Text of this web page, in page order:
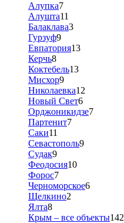
Алупка7
Алушта11
Балаклава3
Гурзуф9
Евпатория13
Керчь8
Коктебель13
Мисхор9
Николаевка12
Новый Свет6
Орджоникидзе7
Партенит7
Саки11
Севастополь9
Судак9
Феодосия10
Форос7
Черноморское6
Щелкино2
Ялта8
Крым – все объекты142